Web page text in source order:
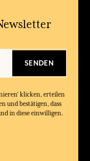
SENDEN
klicken, erteilen
und bestätigen, dass
in diese einwilligen.